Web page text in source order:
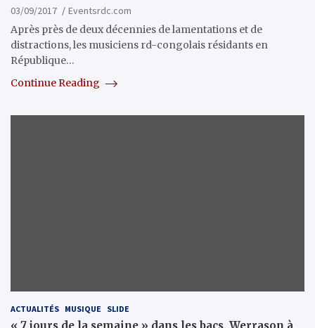
03/09/2017
Eventsrdc.com
Après près de deux décennies de lamentations et de
distractions, les musiciens rd-congolais résidants en
République…
Continue Reading
ACTUALITÉS MUSIQUE SLIDE
« 7 jours de la semaine » dans les bacs, Werrason à